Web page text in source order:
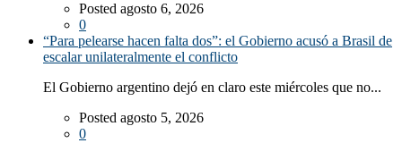
Posted agosto 6, 2026
0
“Para pelearse hacen falta dos”: el Gobierno acusó a Brasil de
escalar unilateralmente el conflicto
El Gobierno argentino dejó en claro este miércoles que no...
Posted agosto 5, 2026
0